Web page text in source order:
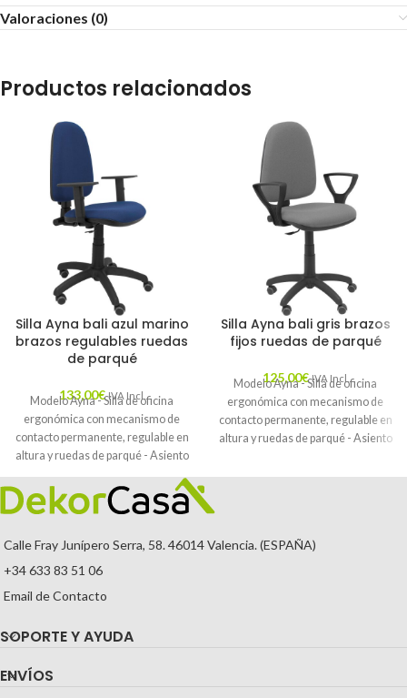
Valoraciones (0)
Productos relacionados
Silla Ayna bali azul marino
brazos regulables ruedas
de parqué
133,00€ IVA Incl.
Modelo Ayna - Silla de oficina
ergonómica con mecanismo de
contacto permanente, regulable en
altura y ruedas de parqué - Asiento
y respaldo tapizados en tejido BALI
color azul marino (BRAZOS
REGULABLES EN ALTURA)
Silla Ayna bali gris brazos
fijos ruedas de parqué
125,00€ IVA Incl.
Modelo Ayna - Silla de oficina
ergonómica con mecanismo de
contacto permanente, regulable en
altura y ruedas de parqué - Asiento
color gris (BRAZOS FIJOS
Calle Fray Junípero Serra, 58. 46014 Valencia. (ESPAÑA)
+34 633 83 51 06
Email de Contacto
SOPORTE Y AYUDA
ENVÍOS